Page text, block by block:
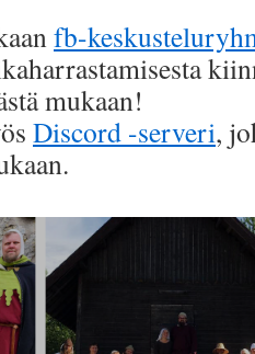
fb-
mukaan!
Discord -serveri,